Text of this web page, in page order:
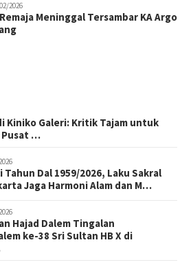
2026
Meninggal Tersambar KA Argo
Kiniko Galeri: Kritik Tajam untuk
Pusat …
Tahun Dal 1959/2026, Laku Sakral
Jaga Harmoni Alam dan M…
Hajad Dalem Tingalan
ke-38 Sri Sultan HB X di